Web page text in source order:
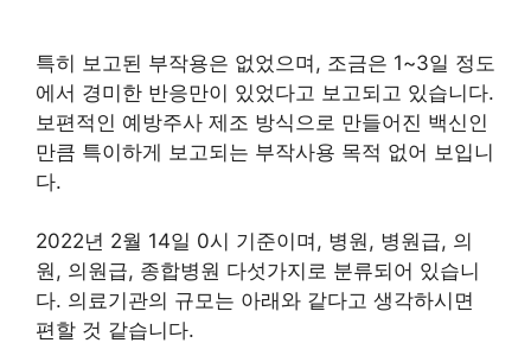
특히 보고된 부작용은 없었으며, 조금은 1~3일 정도
에서 경미한 반응만이 있었다고 보고되고 있습니다.
보편적인 예방주사 제조 방식으로 만들어진 백신인
만큼 특이하게 보고되는 부작사용 목적 없어 보입니
다.
2022년 2월 14일 0시 기준이며, 병원, 병원급, 의
원, 의원급, 종합병원 다섯가지로 분류되어 있습니
다. 의료기관의 규모는 아래와 같다고 생각하시면
편할 것 같습니다.